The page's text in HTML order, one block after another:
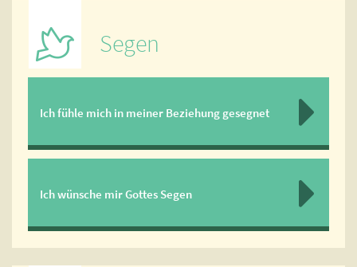
Segen
Ich fühle mich in meiner Beziehung gesegnet
Ich wünsche mir Gottes Segen